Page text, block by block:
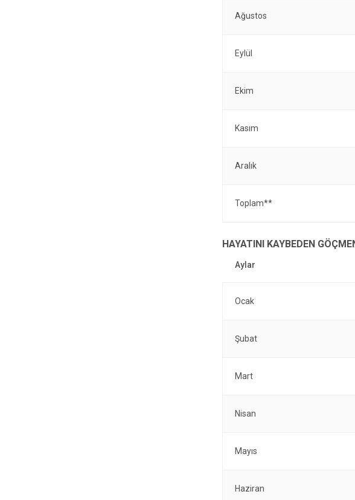
Ağustos
Eylül
Ekim
Kasım
Aralık
Toplam**
HAYATINI KAYBEDEN
Ocak
Şubat
Mart
Nisan
Mayıs
Haziran